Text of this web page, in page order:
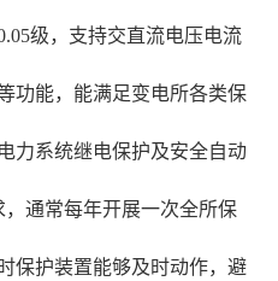
级，支持交直流电压电流
功能，能满足变电所各类保
力系统继电保护及安全自动
通常每年开展一次全所保
保护装置能够及时动作，避